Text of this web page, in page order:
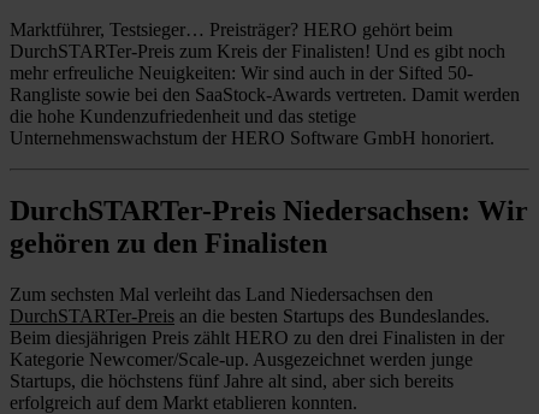
Marktführer, Testsieger… Preisträger? HERO gehört beim
DurchSTARTer-Preis zum Kreis der Finalisten! Und es gibt noch
mehr erfreuliche Neuigkeiten: Wir sind auch in der Sifted 50-
Rangliste sowie bei den SaaStock-Awards vertreten. Damit werden
die hohe Kundenzufriedenheit und das stetige
Unternehmenswachstum der HERO Software GmbH honoriert.
DurchSTARTer-Preis Niedersachsen: Wir
gehören zu den Finalisten
Zum sechsten Mal verleiht das Land Niedersachsen den
DurchSTARTer-Preis an die besten Startups des Bundeslandes.
Beim diesjährigen Preis zählt HERO zu den drei Finalisten in der
Kategorie Newcomer/Scale-up. Ausgezeichnet werden junge
Startups, die höchstens fünf Jahre alt sind, aber sich bereits
erfolgreich auf dem Markt etablieren konnten.